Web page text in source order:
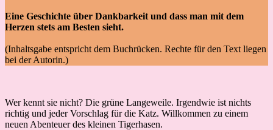
Eine Geschichte über Dankbarkeit und dass man mit dem
Herzen stets am Besten sieht.
(Inhaltsgabe entspricht dem Buchrücken. Rechte für den Text liegen
bei der Autorin.)
Wer kennt sie nicht? Die grüne Langeweile. Irgendwie ist nichts
richtig und jeder Vorschlag für die Katz. Willkommen zu einem
neuen Abenteuer des kleinen Tigerhasen.